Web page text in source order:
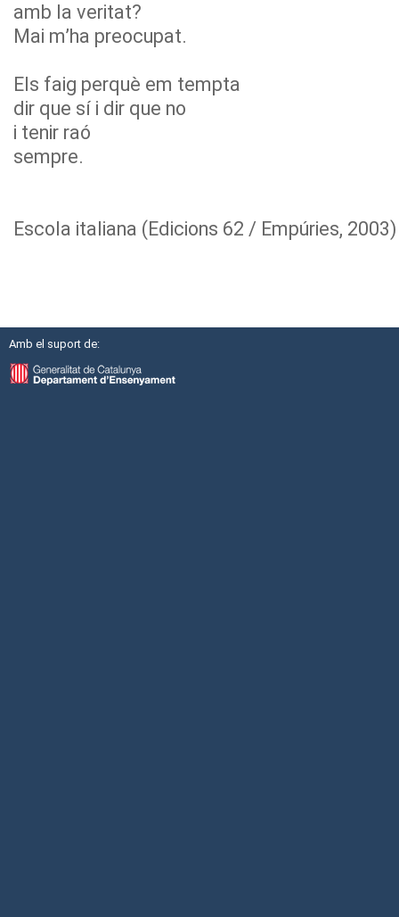
amb la veritat?
Mai m’ha preocupat.
Els faig perquè em tempta
dir que sí i dir que no
i tenir raó
sempre.
Escola italiana (Edicions 62 / Empúries, 2003)
Amb el suport de: